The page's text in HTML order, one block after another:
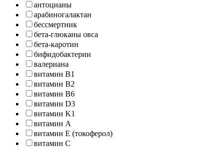
антоцианы
арабиногалактан
бессмертник
бета-глюканы овса
бета-каротин
бифидобактерии
валериана
витамин B1
витамин B2
витамин B6
витамин D3
витамин K1
витамин А
витамин Е (токоферол)
витамин С